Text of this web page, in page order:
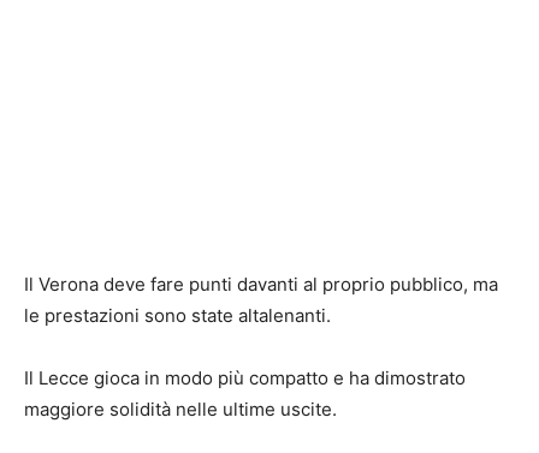
Il Verona deve fare punti davanti al proprio pubblico, ma
le prestazioni sono state altalenanti.
Il Lecce gioca in modo più compatto e ha dimostrato
maggiore solidità nelle ultime uscite.